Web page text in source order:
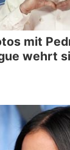
mit
wehrt